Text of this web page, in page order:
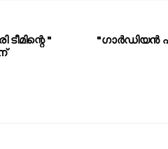
"ഗാർഡിയൻ
"